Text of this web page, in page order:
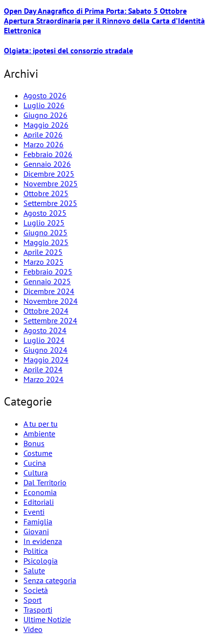
Open Day Anagrafico di Prima Porta: Sabato 5 Ottobre
Apertura Straordinaria per il Rinnovo della Carta d’Identità
Elettronica
Olgiata: ipotesi del consorzio stradale
Archivi
Agosto 2026
Luglio 2026
Giugno 2026
Maggio 2026
Aprile 2026
Marzo 2026
Febbraio 2026
Gennaio 2026
Dicembre 2025
Novembre 2025
Ottobre 2025
Settembre 2025
Agosto 2025
Luglio 2025
Giugno 2025
Maggio 2025
Aprile 2025
Marzo 2025
Febbraio 2025
Gennaio 2025
Dicembre 2024
Novembre 2024
Ottobre 2024
Settembre 2024
Agosto 2024
Luglio 2024
Giugno 2024
Maggio 2024
Aprile 2024
Marzo 2024
Categorie
A tu per tu
Ambiente
Bonus
Costume
Cucina
Cultura
Dal Territorio
Economia
Editoriali
Eventi
Famiglia
Giovani
In evidenza
Politica
Psicologia
Salute
Senza categoria
Società
Sport
Trasporti
Ultime Notizie
Video